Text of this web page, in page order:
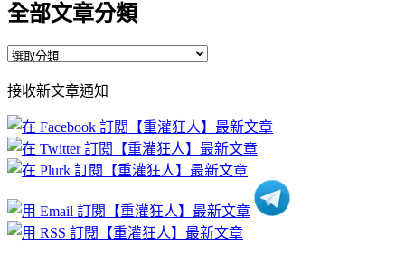
全部文章分類
全
文
章
分
類
接收新文章通知